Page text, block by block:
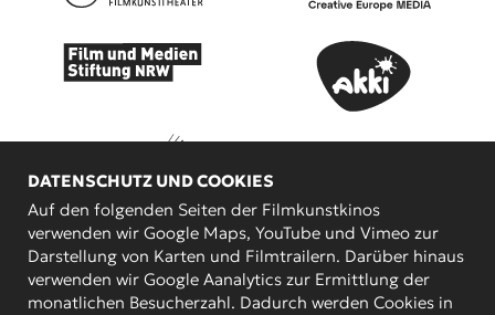
KOOPERATIONSPARTNER
DATENSCHUTZ UND COOKIES
Auf den folgenden Seiten der Filmkunstkinos
verwenden wir Google Maps, YouTube und Vimeo zur
Darstellung von Karten und Filmtrailern. Darüber hinaus
verwenden wir Google Aanalytics zur Ermittlung der
monatlichen Besucherzahl. Dadurch werden Cookies in